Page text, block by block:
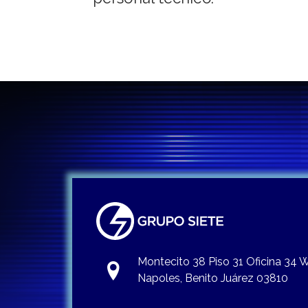
Montecito 38 Piso 31 Oficina 34
Napoles, Benito Juárez 03810